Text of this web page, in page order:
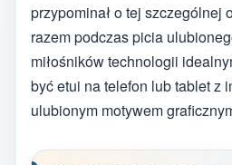
przypominał o tej szczególnej
razem podczas picia
miłośników technologii
być etui na telefon lub tablet z
ulubionym motywem